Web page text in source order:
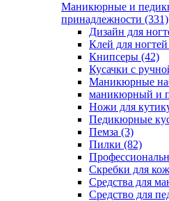
Маникюрные и
принадлежности (331)
Дизайн для
Клей для
Книпсеры (42)
Кусачки с
Маникюрные
маникюрный и
Ножи для
Педикюрные
Пемза (3)
Пилки (82)
Скребки для
Средства для
Средство для